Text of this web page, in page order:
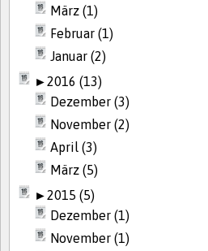
März (1)
Februar (1)
Januar (2)
►2016 (13)
Dezember (3)
November (2)
April (3)
März (5)
►2015 (5)
Dezember (1)
November (1)